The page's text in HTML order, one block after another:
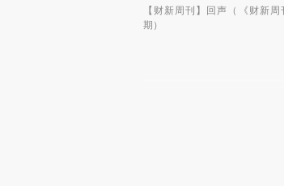
【财新周刊】回声（《财新
期）